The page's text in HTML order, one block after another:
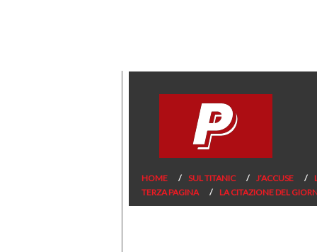
HOME SUL TITANIC J’ACCUSE
TERZA PAGINA
LA CITAZIONE DEL